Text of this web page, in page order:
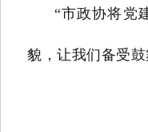
“市政协将党
貌，让我们备受鼓